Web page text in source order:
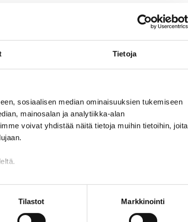
Tietoja
sosiaalisen median ominaisuuksien tukemiseen
mainosalan ja analytiikka-alan
voivat yhdistää näitä tietoja muihin tietoihin, joita
Tilastot Markkinointi
kehittäjän Lassi Leppäsen pitämässä
vuoksi kiinnostus yrittäjyyttä kohtaan voimistuu ja
mahdollisimman kevyesti
vahvistusviestin ilmoittautumisesta.